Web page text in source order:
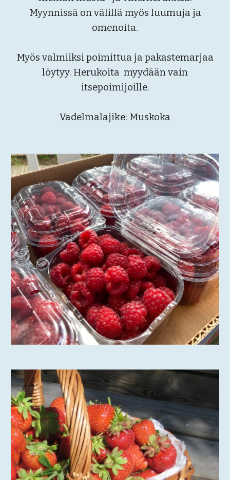
Myynnissä on välillä myös luumuja ja
omenoita.
Myös valmiiksi poimittua ja pakastemarjaa
löytyy. Herukoita myydään vain
itsepoimijoille.
Vadelmalajike: Muskoka